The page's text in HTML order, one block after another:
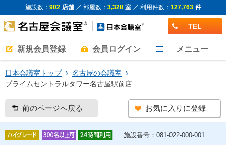
施設数： 902 店舗／ 部屋数： 3,328 室／ 利用件数： 127,763 件
TEL
新規会員登録 会員ログイン メニュー
日本会議室トップ
名古屋の会議室
プライムセントラルタワー名古屋駅前店
前のページへ戻る お気に入りに登録
施設番号：081-022-000-001